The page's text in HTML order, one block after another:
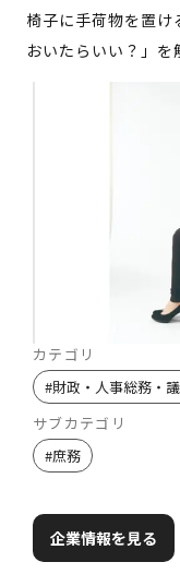
椅子に手荷物を置
おいたらいい？」を
カテゴリ
#財政・人事総務・
サブカテゴリ
#庶務
企業情報を見る